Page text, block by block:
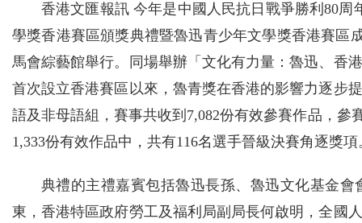
香港文匯報訊 今年是中國人民抗日戰爭勝利80
學獎香港賽區頒獎典禮暨魯迅青少年文學獎香港賽區
馬會綜藝館舉行。同場舉辦「文化有力量：魯迅、香
首次設立香港賽區以來，魯青獎在香港的影響力逐步
語及非母語組，賽事共收到7,082份有效參賽作品，
1,333份有效作品中，共有116名選手晉級決賽角逐獎項
典禮的主禮嘉賓包括魯迅長孫、魯迅文化基金
東，香港特區政府勞工及福利局副局長何啟明，全國